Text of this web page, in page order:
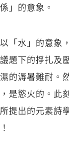
」的意象。
「水」的意象
題下的掙扎及
的溽暑難耐。
是慾火的。此
提出的元素詩